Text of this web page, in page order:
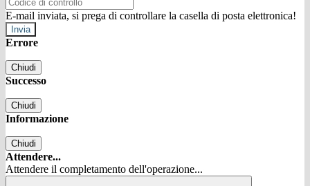
E-mail inviata, si prega di controllare la casella di posta elettronica!
Errore
Chiudi
Successo
Chiudi
Informazione
Chiudi
Attendere...
Attendere il completamento dell'operazione...